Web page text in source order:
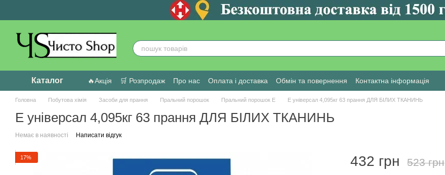
Каталог 🔥Акція 🛒 Розпродаж Про нас Оплата і доставка Обмін та повернення Контактна інформація
Головна Побутова хімія Засоби для прання Пральний порошок Пральний порошок E Е універсал 4,095кг 63 прання ДЛЯ БІЛИХ ТКАНИНЬ
Е універсал 4,095кг 63 прання ДЛЯ БІЛИХ ТКАНИНЬ
Немає в наявності Написати відгук
17% 432 грн 523 грн